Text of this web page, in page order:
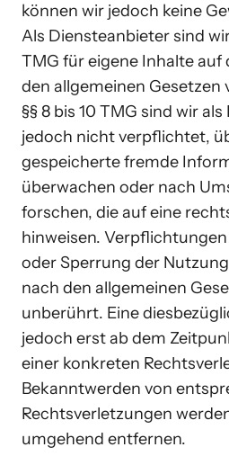
können wir jedoch keine
Als Diensteanbieter sind
TMG für eigene Inhalte auf
den allgemeinen
§§ 8 bis 10 TMG sind wir
jedoch nicht verpflichtet,
gespeicherte fremde
überwachen oder nach
forschen, die auf eine
hinweisen.
oder Sperrung der
nach den allgemeinen
unberührt. Eine
jedoch erst ab dem
einer konkreten
Bekanntwerden von
Rechtsverletzungen
umgehend entfernen.